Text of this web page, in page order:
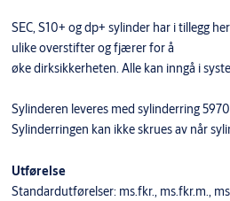
SEC, S10+ og dp+ sylinder har i tillegg
ulike overstifter og fjærer for å
øke dirksikkerheten. Alle kan inngå i
Sylinderen leveres med sylinderring
Sylinderringen kan ikke skrues av når
Utførelse
Standardutførelser: ms.fkr., ms.fkr.m.,